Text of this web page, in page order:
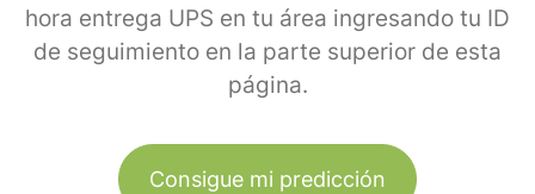
hora entrega UPS en tu área ingresando tu ID
de seguimiento en la parte superior de esta
página.
Consigue mi predicción